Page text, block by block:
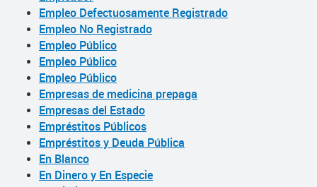
Empleo Defectuosamente Registrado
Empleo No Registrado
Empleo Público
Empleo Público
Empleo Público
Empresas de medicina prepaga
Empresas del Estado
Empréstitos Públicos
Empréstitos y Deuda Pública
En Blanco
En Dinero y En Especie